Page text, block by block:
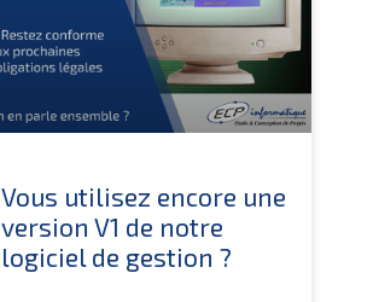
Vous utilisez encore une
version V1 de notre
logiciel de gestion ?